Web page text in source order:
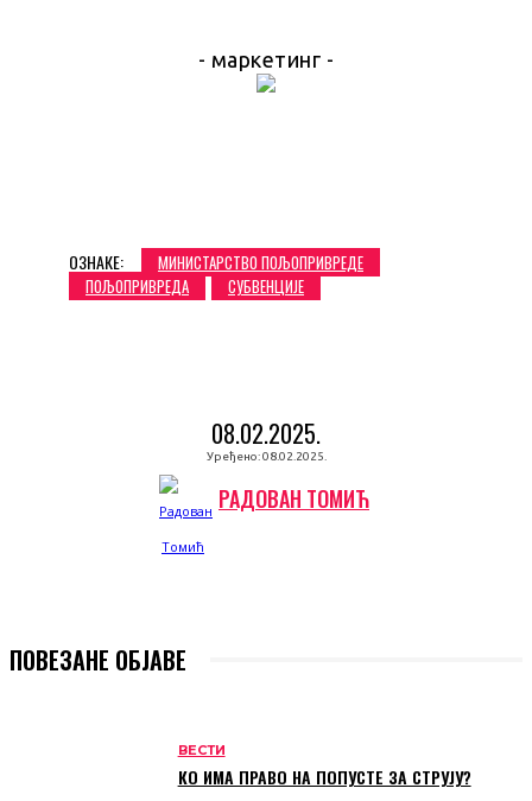
- маркетинг -
ОЗНАКЕ:
МИНИСТАРСТВО ПОЉОПРИВРЕДЕ
ПОЉОПРИВРЕДА
СУБВЕНЦИЈЕ
08.02.2025.
Уређено: 08.02.2025.
РАДОВАН ТОМИЋ
ПОВЕЗАНЕ ОБЈАВЕ
ВЕСТИ
КО ИМА ПРАВО НА ПОПУСТЕ ЗА СТРУЈУ?